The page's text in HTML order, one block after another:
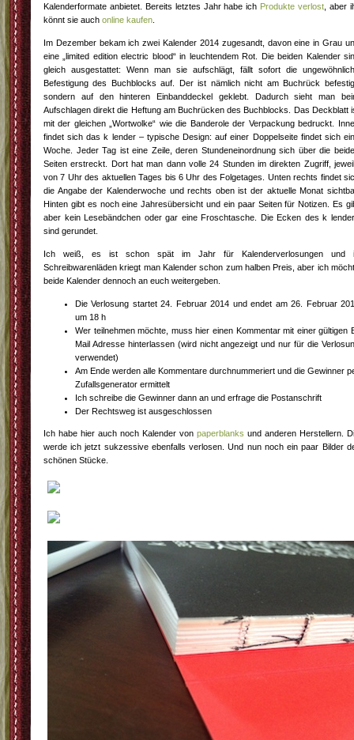
Kalenderformate anbietet. Bereits letztes Jahr habe ich Produkte verlost , aber
könnt sie auch online kaufen
Im Dezember bekam ich zwei Kalender 2014 zugesandt, davon eine in Grau
eine „limited edition electric blood“ in leuchtendem Rot. Die beiden Kalender
gleich ausgestattet: Wenn man sie aufschlägt, fällt sofort die
Befestigung des Buchblocks auf. Der ist nämlich nicht am Buchrück
sondern auf den hinteren Einbanddeckel geklebt. Dadurch sieht man
Aufschlagen direkt die Heftung am Buchrücken des Buchblocks. Das Deckblatt
mit der gleichen „Wortwolke“ wie die Banderole der Verpackung bedruckt.
findet sich das k lender – typische Design: auf einer Doppelseite findet sich
Woche. Jeder Tag ist eine Zeile, deren Stundeneinordnung sich über die
Seiten erstreckt. Dort hat man dann volle 24 Stunden im direkten Zugriff,
von 7 Uhr des aktuellen Tages bis 6 Uhr des Folgetages. Unten rechts findet
die Angabe der Kalenderwoche und rechts oben ist der aktuelle Monat
Hinten gibt es noch eine Jahresübersicht und ein paar Seiten für Notizen. Es
aber kein Lesebändchen oder gar eine Froschtasche. Die Ecken des k
sind gerundet.
Ich weiß, es ist schon spät im Jahr für Kalenderverlosungen und
Schreibwarenläden kriegt man Kalender schon zum halben Preis, aber ich
beide Kalender dennoch an euch weitergeben.
Die Verlosung startet 24. Februar 2014 und endet am 26. Februar
um 18 h
Wer teilnehmen möchte, muss hier einen Kommentar mit einer gültigen
Mail Adresse hinterlassen (wird nicht angezeigt und nur für die
verwendet)
Am Ende werden alle Kommentare durchnummeriert und die Gewinner
Zufallsgenerator ermittelt
Ich schreibe die Gewinner dann an und erfrage die Postanschrift
Der Rechtsweg ist ausgeschlossen
Ich habe hier auch noch Kalender von paperblanks und anderen Herstellern.
werde ich jetzt sukzessive ebenfalls verlosen. Und nun noch ein paar Bilder
schönen Stücke.